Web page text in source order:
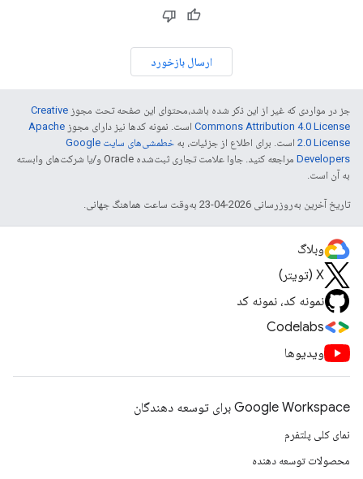
ارسال بازخورد
جز در مواردی که غیر از این ذکر شده باشد،‌محتوای این صفحه تحت مجوز Creative
Commons Attribution 4.0 License است. نمونه کدها نیز دارای مجوز Apache
2.0 License است. برای اطلاع از جزئیات، به
خطمشی‌های سایت Google
Developers‏
مراجعه کنید. جاوا علامت تجاری ثبت‌شده Oracle و/یا شرکت‌های وابسته
به آن است.
تاریخ آخرین به‌روزرسانی 2026-04-23 به‌وقت ساعت هماهنگ جهانی.
وبلاگ
X (تویتر)
نمونه کد، نمونه کد
Codelabs
ویدیوها
Google Workspace برای توسعه دهندگان
نمای کلی پلتفرم
محصولات توسعه دهنده